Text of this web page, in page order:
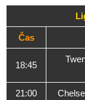
Čas
18:45
21:00